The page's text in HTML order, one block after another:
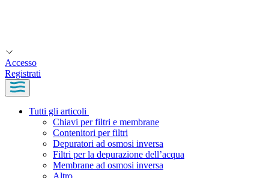
Accesso
Registrati
Tutti gli articoli
Chiavi per filtri e membrane
Contenitori per filtri
Depuratori ad osmosi inversa
Filtri per la depurazione dell’acqua
Membrane ad osmosi inversa
Altro